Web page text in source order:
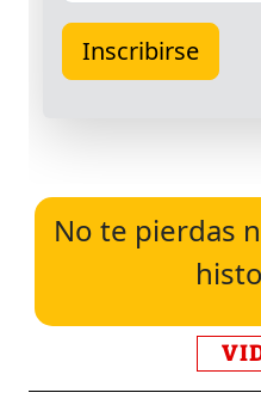
No te pierdas